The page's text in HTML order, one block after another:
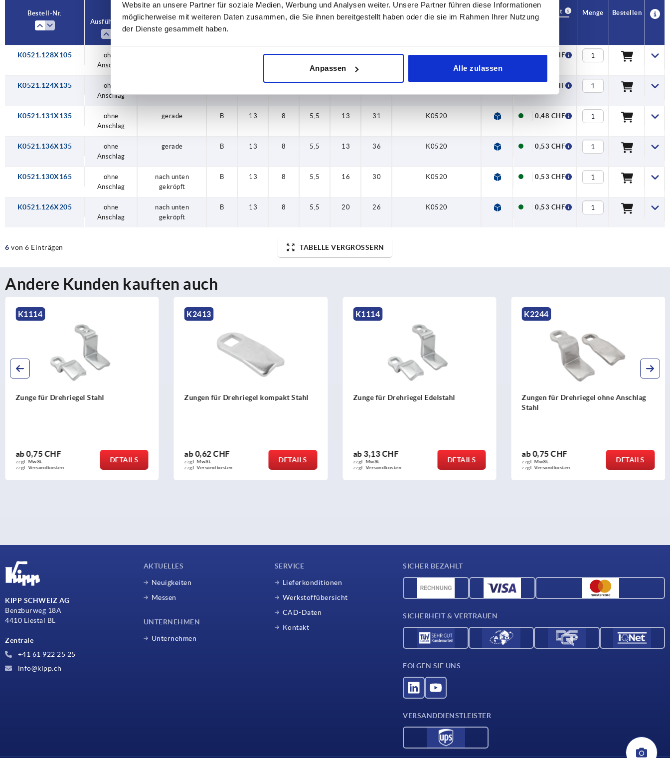
Website an unsere Partner für soziale Medien, Werbung und Analysen weiter. Unsere Partner führen diese Informationen
möglicherweise mit weiteren Daten zusammen, die Sie ihnen bereitgestellt haben oder die sie im Rahmen Ihrer Nutzung
der Dienste gesammelt haben.
Anpassen Alle zulassen
Bestell-Nr.
Ausführung 1
Ausführung 2 Form B B1 B2
A bei
L
Passend zu Drehriegel
CAD
Verfügbarkeit
Preis
Menge Bestellen
K0521.128X105
ohne
Anschlag
8 5,5 10 28 K0520 0,48 CHF
K0521.124X135
ohne
Anschlag
8 5,5 13 24 0,48 CHF
K0521.131X135
ohne
Anschlag
gerade B 13 8 5,5 13 31 K0520 0,48 CHF
K0521.136X135
ohne
Anschlag
gerade B 13 8 5,5 13 36 K0520 0,53 CHF
K0521.130X165
ohne
Anschlag
nach unten
gekröpft
B 13 8 5,5 16 30 K0520 0,53 CHF
K0521.126X205
ohne
Anschlag
nach unten
gekröpft
B 13 8 5,5 20 26 K0520 0,53 CHF
6 von 6 Einträgen TABELLE VERGRÖSSERN
Andere Kunden kauften auch
K2413
Zungen für Drehriegel kompakt Stahl
ab0,62 CHF
zzgl. MwSt.
zzgl. Versandkosten
DETAILS
K1114
Zunge für Drehriegel Edelstahl
ab3,13 CHF
zzgl. MwSt.
zzgl. Versandkosten
DETAILS
K2244
Zungen für Drehriegel ohne Anschlag
ab0,75 CHF
zzgl. MwSt.
zzgl. Versandkosten
DETAILS
K0535
Steckschlüssel für Drehriegel
ab1,13 CHF
zzgl. MwSt.
zzgl. Versandkosten
DETAILS
KIPP SCHWEIZ AG
Benzburweg 18A
4410 Liestal BL
Zentrale
+41 61 922 25 25
info@kipp.ch
AKTUELLES
Neuigkeiten
Messen
UNTERNEHMEN
Unternehmen
SERVICE
Lieferkonditionen
Werkstoffübersicht
CAD-Daten
Kontakt
SICHER BEZAHLT
SICHERHEIT & VERTRAUEN
FOLGEN SIE UNS
VERSANDDIENSTLEISTER